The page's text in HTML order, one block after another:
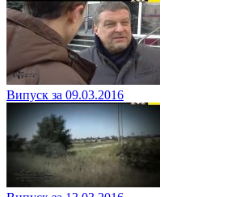
Випуск за 09.03.2016